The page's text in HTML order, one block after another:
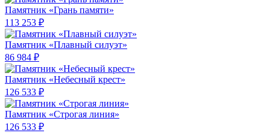
Памятник «Грань памяти»
113 253 ₽
Памятник «Плавный силуэт»
86 984 ₽
Памятник «Небесный крест»
126 533 ₽
Памятник «Строгая линия»
126 533 ₽